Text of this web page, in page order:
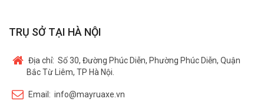
TRỤ SỞ TẠI HÀ NỘI
Địa chỉ: Số 30, Đường Phúc Diễn, Phường Phúc Diễn, Quận
Bắc Từ Liêm, TP Hà Nội.
Email: info@mayruaxe.vn